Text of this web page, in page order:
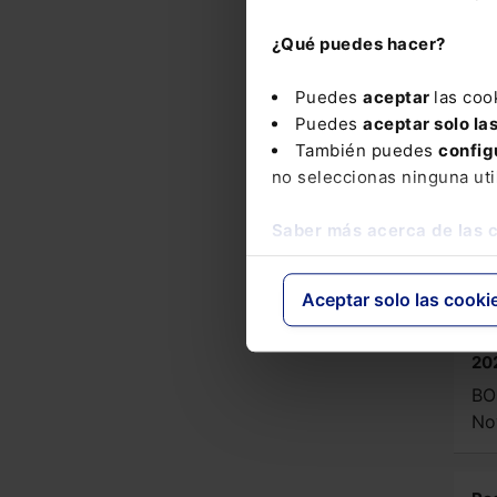
¿Qué puedes hacer?
Puedes aceptar las
Puedes aceptar solo
También puedes
no seleccionas ninguna
Saber más acerca de las
Aceptar solo las
de